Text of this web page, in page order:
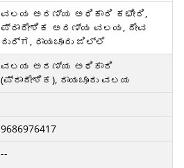
ವಲಯ ಅರಣ್ಯ ಅಧಿಕಾರಿ ಕಛೇರಿ,
ಪ್ರಾದೇಶಿಕ ಅರಣ್ಯ ವಲಯ, ದೇವ
ದುರ್ಗ, ರಾಯಚೂರು ಜಿಲ್ಲೆ
ವಲಯ ಅರಣ್ಯ ಅಧಿಕಾರಿ
(ಪ್ರಾದೇಶಿಕ), ರಾಯಚೂರು ವಲಯ
9686976417
--